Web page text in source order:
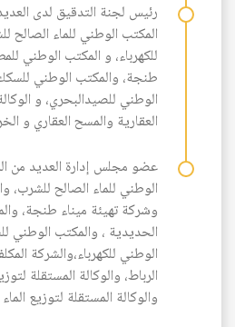
رئيس لجنة التدقيق لدى
المكتب الوطني للماء الصالح
للكهرباء، و المكتب الوطني
طنجة، والمكتب الوطني
الوطني للصيدالبحري، و
العقارية والمسح العقاري و
عضو مجلس إدارة العديد من
الوطني للماء الصالح للشرب،
وشركة تهيئة ميناء طنجة،
الحديدية ، والمكتب الوطني
الوطني للكهرباء،والشركة
الرباط، والوكالة المستقلة
والوكالة المستقلة لتوزيع